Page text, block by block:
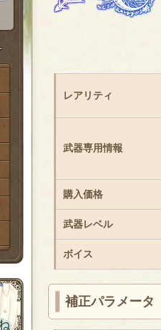
レアリティ
武器専用情報
購入価格
武器レベル
ボイス
補正パラメータ